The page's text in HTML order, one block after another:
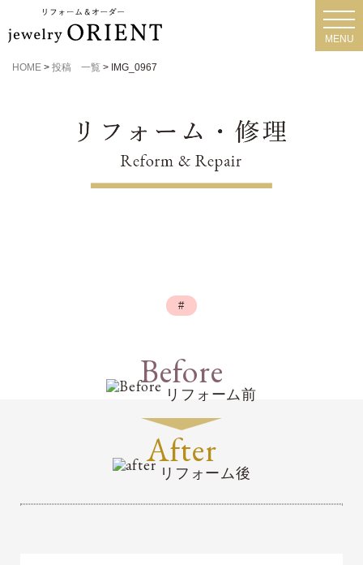
MENU
HOME > 投稿 一覧 > IMG_0967
#
Before
リフォーム前
After
リフォーム後